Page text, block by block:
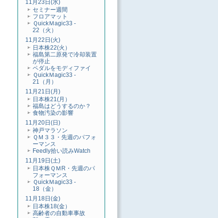
11月23日(水)
セミナー週間
フロアマット
ＱuickＭagic33 -
22（火）
11月22日(火)
日本株22(火）
福島第二原発で冷却装置
が停止
ペダルをモディファイ
ＱuickＭagic33 -
21（月）
11月21日(月)
日本株21(月）
福島はどうするのか？
食物汚染の影響
11月20日(日)
神戸マラソン
ＱＭ３３・先週のパフォ
ーマンス
Feedly拾い読みWatch
11月19日(土)
日本株ＱＭR・先週のパ
フォーマンス
ＱuickＭagic33 -
18（金）
11月18日(金)
日本株18(金）
高齢者の自動車事故